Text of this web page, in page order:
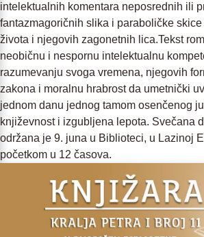
intelektualnih komentara neposrednih ili
fantazmagoričnih slika i paraboličke
života i njegovih zagonetnih lica.Tekst
neobičnu i nespornu intelektualnu
razumevanju svoga vremena, njegovih
zakona i moralnu hrabrost da umetnički
jednom danu jednog tamom osenčenog
književnost i izgubljena lepota. Svečana
održana je 9. juna u Biblioteci, u Lazinoj
početkom u 12 časova.